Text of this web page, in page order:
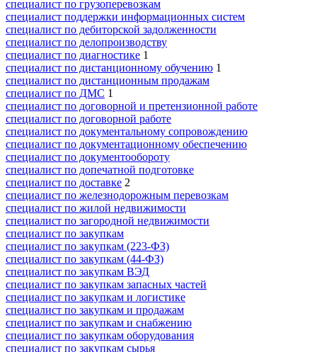
специалист по грузоперевозкам
специалист поддержки информационных систем
специалист по дебиторской задолженности
специалист по делопроизводству
специалист по диагностике 1
специалист по дистанционному обучению 1
специалист по дистанционным продажам
специалист по ДМС 1
специалист по договорной и претензионной работе
специалист по договорной работе
специалист по документальному сопровождению
специалист по документационному обеспечению
специалист по документообороту
специалист по допечатной подготовке
специалист по доставке 2
специалист по железнодорожным перевозкам
специалист по жилой недвижимости
специалист по загородной недвижимости
специалист по закупкам
специалист по закупкам (223-ФЗ)
специалист по закупкам (44-ФЗ)
специалист по закупкам ВЭД
специалист по закупкам запасных частей
специалист по закупкам и логистике
специалист по закупкам и продажам
специалист по закупкам и снабжению
специалист по закупкам оборудования
специалист по закупкам сырья